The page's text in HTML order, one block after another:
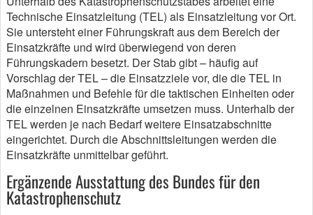
Technische Einsatzleitung (TEL) als Einsatzleitung vor Ort.
Sie untersteht einer Führungskraft aus dem Bereich der
Einsatzkräfte und wird überwiegend von deren
Führungskadern besetzt. Der Stab gibt – häufig auf
Vorschlag der TEL – die Einsatzziele vor, die die TEL in
Maßnahmen und Befehle für die taktischen Einheiten oder
die einzelnen Einsatzkräfte umsetzen muss. Unterhalb der
TEL werden je nach Bedarf weitere Einsatzabschnitte
eingerichtet. Durch die Abschnittsleitungen werden die
Einsatzkräfte unmittelbar geführt.
Ergänzende Ausstattung des Bundes für den
Katastrophenschutz